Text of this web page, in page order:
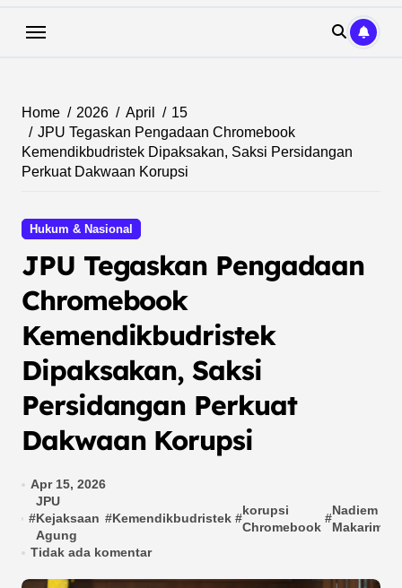
Home 2026 April
15
JPU Tegaskan Pengadaan Chromebook
Kemendikbudristek Dipaksakan, Saksi Persidangan
Perkuat Dakwaan Korupsi
Hukum & Nasional
JPU Tegaskan Pengadaan
Chromebook
Kemendikbudristek
Dipaksakan, Saksi
Persidangan Perkuat
Dakwaan Korupsi
Apr 15, 2026
#
JPU
Kejaksaan
Agung
#Kemendikbudristek #
korupsi
Chromebook
#
Nadiem
Makarim
Tidak ada komentar